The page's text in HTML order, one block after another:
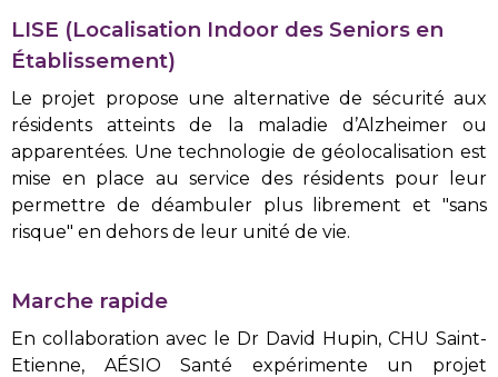
LISE (Localisation Indoor des Seniors en
Établissement)
Le projet propose une alternative de sécurité aux
résidents atteints de la maladie d’Alzheimer ou
apparentées. Une technologie de géolocalisation est
mise en place au service des résidents pour leur
permettre de déambuler plus librement et "sans
risque" en dehors de leur unité de vie.
Marche rapide
En collaboration avec le Dr David Hupin, CHU Saint-
Etienne, AÉSIO Santé expérimente un projet